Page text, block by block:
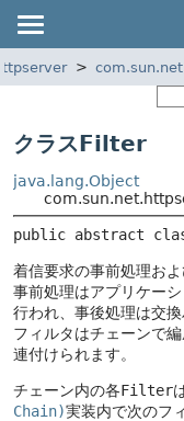
クラスFilter
java.lang.Object
public abstract
着信要求の事前処理お
事前処理はアプリケー
行われ、事後処理は交
フィルタはチェーンで編
連付けられます。
チェーン内の各Filter
Chain)実装内で次のフ